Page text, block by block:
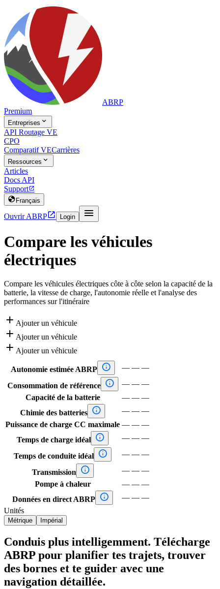
ABRP
Premium
Entreprises 
API Routage VE
CPO
Comparatif VECarrières
Ressources 
Articles
Docs API
Support
 Français
Ouvrir ABRP Login 
Compare les véhicules
électriques
Compare les véhicules électriques côte à côte selon la capacité de la
batterie, la vitesse de charge, l'autonomie réelle et l'analyse des
performances sur l'itinéraire
 Ajouter un véhicule
 Ajouter un véhicule
 Ajouter un véhicule
Autonomie estimée ABRP  — — —
Consommation de référence  — — —
Capacité de la batterie
— — —
Chimie des batteries  — — —
Puissance de charge CC maximale — — —
Temps de charge idéal  — — —
Temps de conduite idéal  — — —
Transmission  — — —
Pompe à chaleur
— — —
Données en direct ABRP  — — —
Unités
Métrique Impérial
Conduis plus intelligemment. Télécharge
ABRP pour planifier tes trajets, trouver
des bornes et te guider avec une
navigation détaillée.